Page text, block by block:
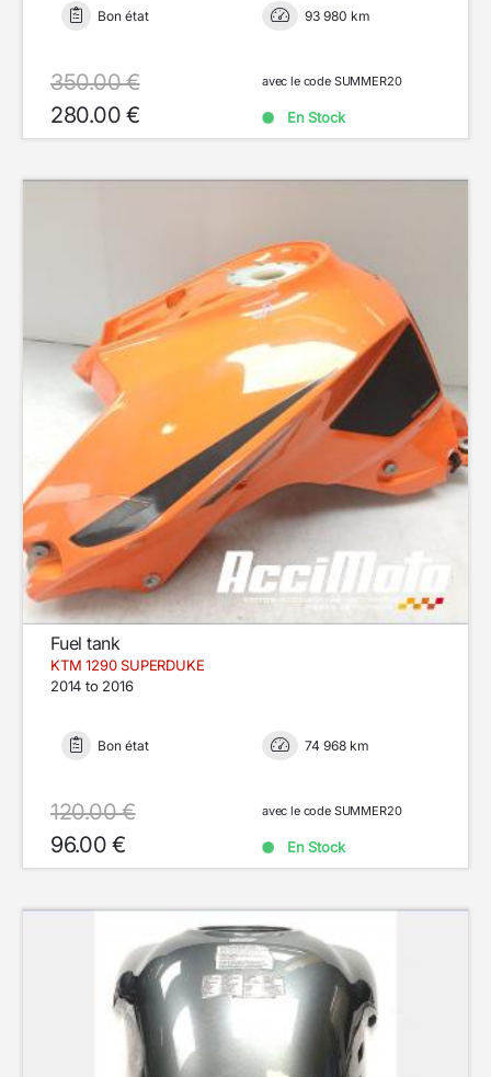
Bon état 93 980 km
350.00 €
280.00 €
avec le code SUMMER20
En Stock
Fuel tank
KTM 1290 SUPERDUKE
2014 to 2016
Bon état 74 968 km
120.00 €
96.00 €
avec le code SUMMER20
En Stock